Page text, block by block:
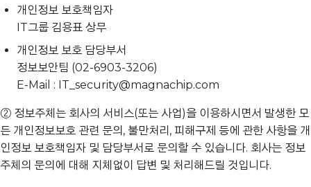
개인정보 보호책임자
IT그룹 김용표 상무
개인정보 보호 담당부서
정보보안팀 (02-6903-3206)
E-Mail : IT_security@magnachip.com
② 정보주체는 회사의 서비스(또는 사업)을 이용하시면서 발생한 모
든 개인정보보호 관련 문의, 불만처리, 피해구제 등에 관한 사항을 개
인정보 보호책임자 및 담당부서로 문의할 수 있습니다. 회사는 정보
주체의 문의에 대해 지체없이 답변 및 처리해드릴 것입니다.